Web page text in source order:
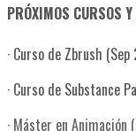
PRÓXIMOS CURSOS
· Curso de Zbrush
· Curso de Substance
· Máster en Animación